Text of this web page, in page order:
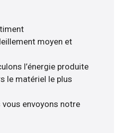
moyen et
l’énergie produite
le matériel le plus
vous envoyons notre